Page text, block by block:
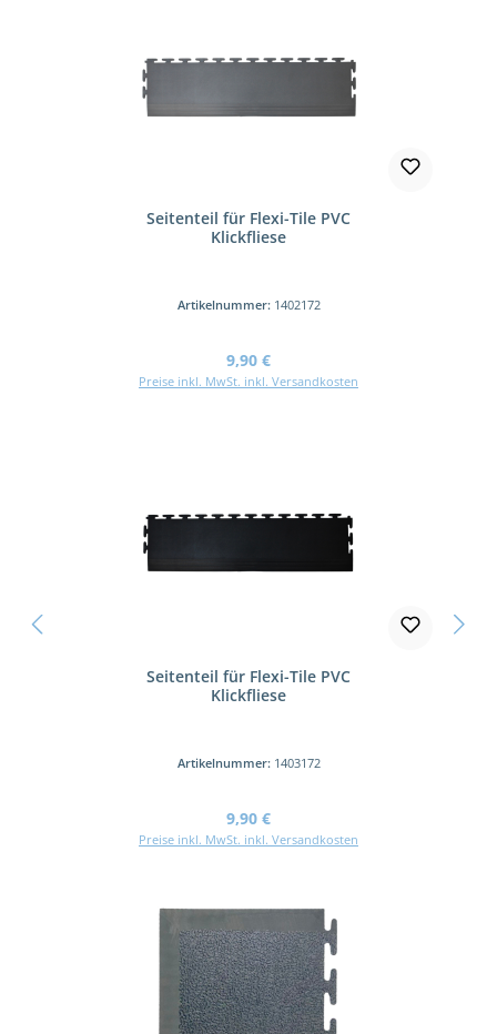
Seitenteil für Flexi-Tile PVC
Klickfliese
Artikelnummer: 1402172
Regulärer Preis:
9,90 €
Preise inkl. MwSt. inkl. Versandkosten
Seitenteil für Flexi-Tile PVC
Klickfliese
Artikelnummer: 1403172
Regulärer Preis:
9,90 €
Preise inkl. MwSt. inkl. Versandkosten